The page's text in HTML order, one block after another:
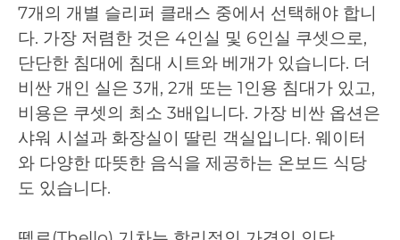
7개의 개별 슬리퍼 클래스 중에서 선택해야 합니
다. 가장 저렴한 것은 4인실 및 6인실 쿠셋으로,
단단한 침대에 침대 시트와 베개가 있습니다. 더
비싼 개인 실은 3개, 2개 또는 1인용 침대가 있고,
비용은 쿠셋의 최소 3배입니다. 가장 비싼 옵션은
샤워 시설과 화장실이 딸린 객실입니다. 웨이터
와 다양한 따뜻한 음식을 제공하는 온보드 식당
도 있습니다.